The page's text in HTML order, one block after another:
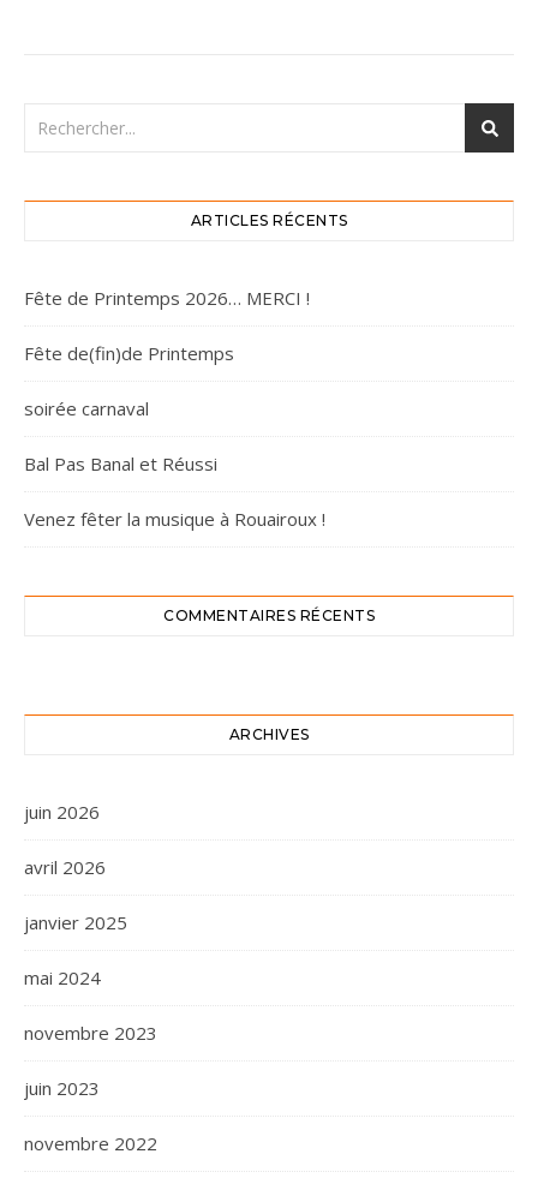
ARTICLES RÉCENTS
Fête de Printemps 2026… MERCI !
Fête de(fin)de Printemps
soirée carnaval
Bal Pas Banal et Réussi
Venez fêter la musique à Rouairoux !
COMMENTAIRES RÉCENTS
ARCHIVES
juin 2026
avril 2026
janvier 2025
mai 2024
novembre 2023
juin 2023
novembre 2022